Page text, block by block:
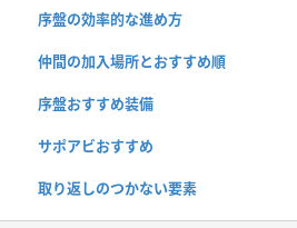
序盤の効率的な進め方
仲間の加入場所とおすすめ順
序盤おすすめ装備
サポアビおすすめ
取り返しのつかない要素